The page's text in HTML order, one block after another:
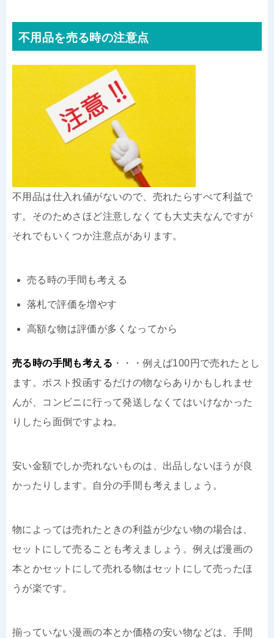
不用品を売る時の注意点
不用品は仕入れ値がないので、売れたらすべて利益で
す。そのためさほど注意しなくても大丈夫なんですが
それでもいくつか注意点があります。
売る時の手間も考える
落札で評価を増やす
高額な物は評価が多くなってから
売る時の手間も考える ・・・例えば100円で売れたとし
ます。ポスト投函するだけの物ならありかもしれませ
んが、コンビニに行って発送しなくてはいけなかった
りしたら面倒ですよね。
安い金額でしか売れないものは、出品しないほうが良
かったりします。自分の手間も考えましょう。
物によっては売れたときの利益が少ない物の場合は、
セットにして売ることも考えましょう。例えば漫画の
本とかセットにして売れる物はセットにして売ったほ
うが楽です。
揃っていない漫画の本とか価格の安い物などは、手間